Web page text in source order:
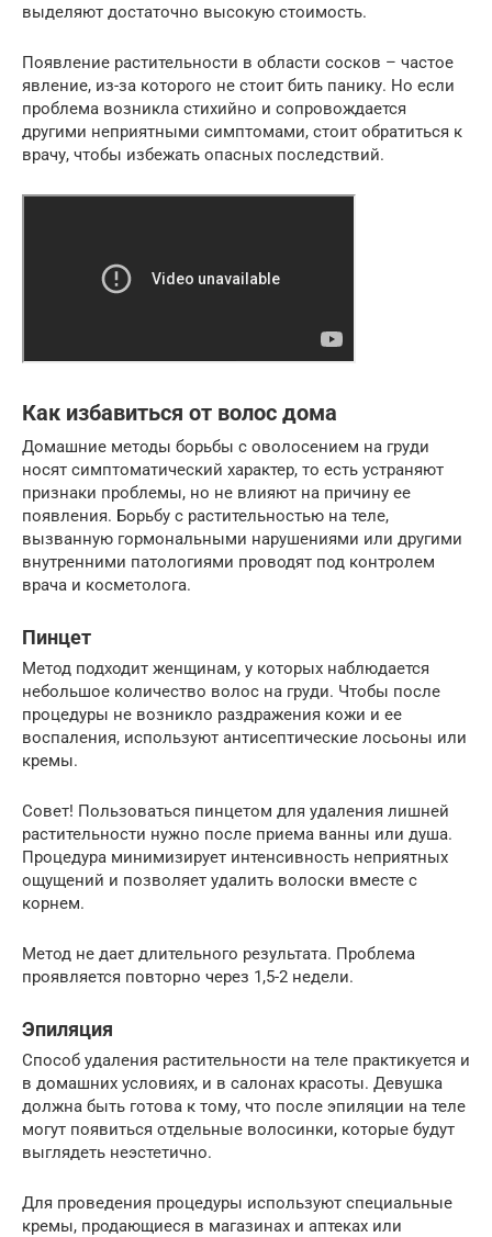
выделяют достаточно высокую стоимость.
Появление растительности в области сосков – частое
явление, из-за которого не стоит бить панику. Но если
проблема возникла стихийно и сопровождается
другими неприятными симптомами, стоит обратиться к
врачу, чтобы избежать опасных последствий.
Как избавиться от волос дома
Домашние методы борьбы с оволосением на груди
носят симптоматический характер, то есть устраняют
признаки проблемы, но не влияют на причину ее
появления. Борьбу с растительностью на теле,
вызванную гормональными нарушениями или другими
внутренними патологиями проводят под контролем
врача и косметолога.
Пинцет
Метод подходит женщинам, у которых наблюдается
небольшое количество волос на груди. Чтобы после
процедуры не возникло раздражения кожи и ее
воспаления, используют антисептические лосьоны или
кремы.
Совет! Пользоваться пинцетом для удаления лишней
растительности нужно после приема ванны или душа.
Процедура минимизирует интенсивность неприятных
ощущений и позволяет удалить волоски вместе с
корнем.
Метод не дает длительного результата. Проблема
проявляется повторно через 1,5-2 недели.
Эпиляция
Способ удаления растительности на теле практикуется и
в домашних условиях, и в салонах красоты. Девушка
должна быть готова к тому, что после эпиляции на теле
могут появиться отдельные волосинки, которые будут
выглядеть неэстетично.
Для проведения процедуры используют специальные
кремы, продающиеся в магазинах и аптеках или